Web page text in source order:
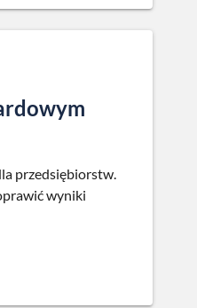
przedsiębiorstw.
wyniki